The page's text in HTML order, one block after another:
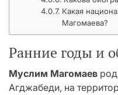
Какая
Магомаева?
Ранние годы и
Муслим Магомаев
Агджабеди, на